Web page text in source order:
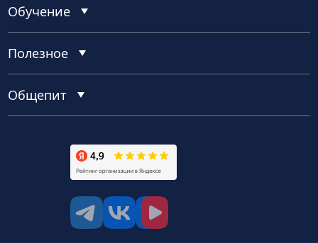
Обучение
Полезное
Общепит